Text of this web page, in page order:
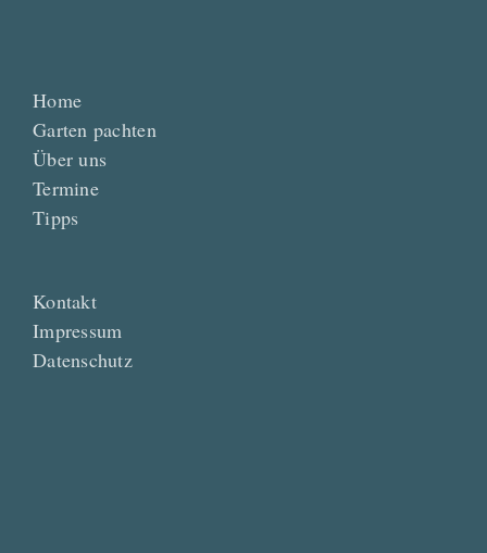
Home
Garten pachten
Über uns
Termine
Tipps
Kontakt
Impressum
Datenschutz